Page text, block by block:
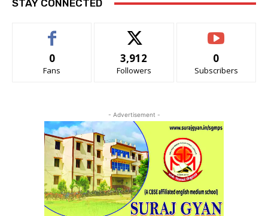
STAY CONNECTED
0
Fans
3,912
Followers
0
Subscribers
- Advertisement -